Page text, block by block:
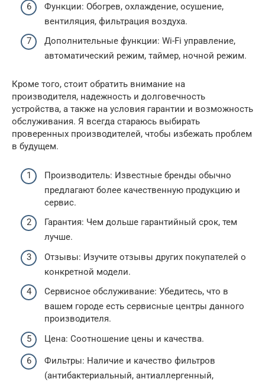
Функции: Обогрев, охлаждение, осушение,
вентиляция, фильтрация воздуха.
Дополнительные функции: Wi-Fi управление,
автоматический режим, таймер, ночной режим.
Кроме того, стоит обратить внимание на
производителя, надежность и долговечность
устройства, а также на условия гарантии и возможность
обслуживания. Я всегда стараюсь выбирать
проверенных производителей, чтобы избежать проблем
в будущем.
Производитель: Известные бренды обычно
предлагают более качественную продукцию и
сервис.
Гарантия: Чем дольше гарантийный срок, тем
лучше.
Отзывы: Изучите отзывы других покупателей о
конкретной модели.
Сервисное обслуживание: Убедитесь, что в
вашем городе есть сервисные центры данного
производителя.
Цена: Соотношение цены и качества.
Фильтры: Наличие и качество фильтров
(антибактериальный, антиаллергенный,